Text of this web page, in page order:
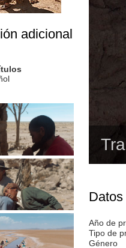
adicional
Datos
Año de
Tipo de
Género